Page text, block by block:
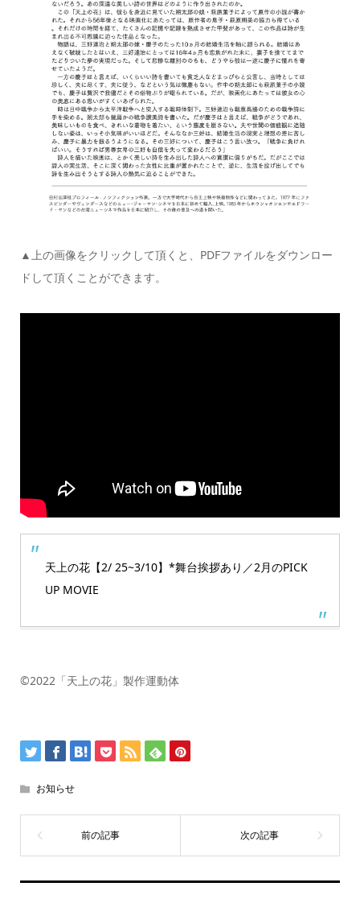
▲上の画像をクリックして頂くと、PDFファイルをダウンロー
ドして頂くことができます。
天上の花【2/ 25~3/10】*舞台挨拶あり／2月のPICK
UP MOVIE
©️2022「天上の花」製作運動体
お知らせ